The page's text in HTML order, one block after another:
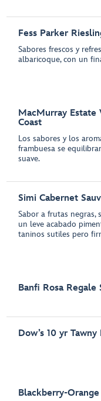
Fess Parker
Sabores frescos y
albaricoque, con un
MacMurray Estate
Coast
Los sabores y los
frambuesa se
suave.
Simi Cabernet
Sabor a frutas negras,
un leve acabado
taninos sutiles pero
Banfi Rosa Regale
Dow’s 10 yr Tawny
Blackberry-